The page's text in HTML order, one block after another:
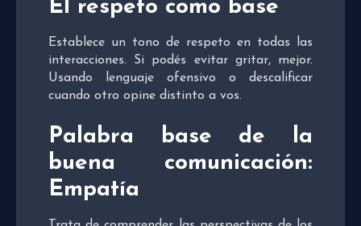
El respeto como base
Establece un tono de respeto en todas las
interacciones. Si podés evitar gritar, mejor.
Usando lenguaje ofensivo o descalificar
cuando otro opine distinto a vos.
Palabra base de la
buena comunicación:
Empatía